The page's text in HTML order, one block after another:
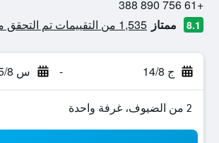
+61 756 890 388
8.1 ممتاز 1,535 من التقييمات تم التحقق منها
ج 14/8 - س 15/8
2 من الضيوف، غرفة واحدة